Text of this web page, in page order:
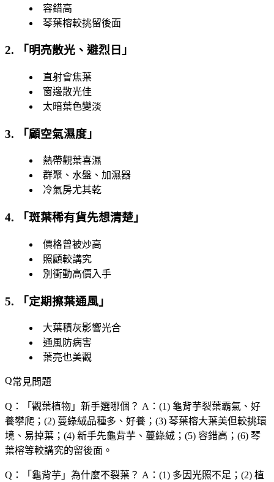
容錯高
琴葉榕較挑留後面
2. 「 明亮散光、避烈日 」
直射會焦葉
窗邊散光佳
太暗葉色變淡
3. 「顧空氣濕度 」
熱帶觀葉喜濕
群聚、水盤、加濕器
冷氣房尤其乾
4. 「斑葉稀有貨先想清楚 」
價格曾被炒高
照顧較講究
別衝動高價入手
5. 「定期擦葉通風 」
大葉積灰影響光合
通風防病害
葉亮也美觀
常見問題
Q：「 觀葉植物 」新手選哪個？ A：(1) 龜背芋裂葉霸氣、好
養攀爬；(2) 蔓綠絨品種多、好養；(3) 琴葉榕大葉美但較挑環
境、易掉葉；(4) 新手先龜背芋、蔓綠絨；(5) 容錯高；(6) 琴
葉榕等較講究的留後面。
Q：「 龜背芋 」為什麼不裂葉？ A：(1) 多因光照不足；(2) 植